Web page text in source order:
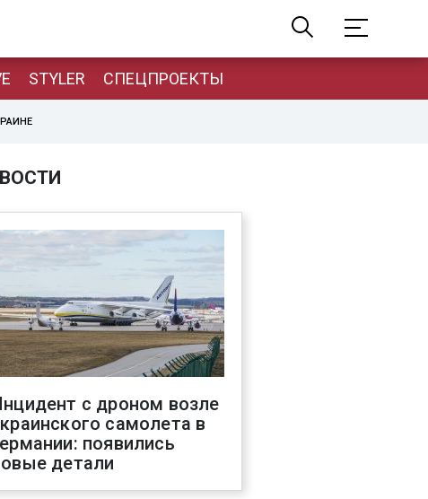
STYLER СПЕЦПРОЕКТЫ
с дроном возле
самолета в
появились
детали